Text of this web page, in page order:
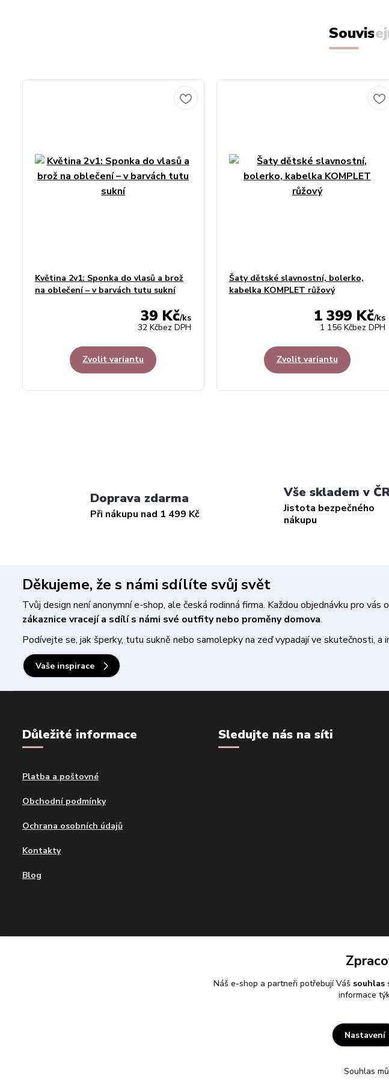
Květina 2v1: Sponka do vlasů a brož
na oblečení – v barvách tutu sukní
39 Kč/ks
32 Kčbez DPH
Zvolit variantu
Šaty dětské slavnostní, bolerko,
kabelka KOMPLET růžový
1 399 Kč/ks
1 156 Kčbez DPH
Zvolit variantu
Doprava zdarma
Při nákupu nad 1 499 Kč
Vše skladem v
Jistota bezpečného
nákupu
Děkujeme, že s námi sdílíte svůj svět
Tvůj design není anonymní e-shop, ale česká rodinná firma. Každou objednávku pro
zákaznice vracejí a sdílí s námi své outfity nebo proměny domova.
Podívejte se, jak šperky, tutu sukně nebo samolepky na zeď vypadají ve skutečnosti, a
Vaše inspirace
Důležité informace
Platba a poštovné
Obchodní podmínky
Ochrana osobních údajů
Kontakty
Blog
Sledujte nás na síti
Náš e-shop a partneři potřebují Váš souhlas
informace
Nastavení
Souhlas